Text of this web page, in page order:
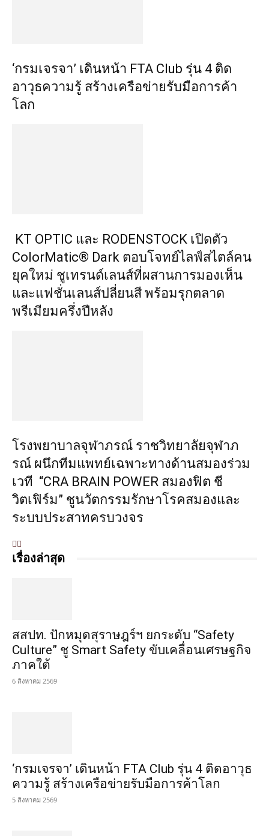
‘กรมเจรจา’ เดินหน้า FTA Club รุ่น 4 ติด
อาวุธความรู้ สร้างเครือข่ายรับมือการค้า
โลก
KT OPTIC และ RODENSTOCK เปิดตัว
ColorMatic® Dark ตอบโจทย์ไลฟ์สไตล์คน
ยุคใหม่ ชูเทรนด์เลนส์ที่ผสานการมองเห็น
และแฟชั่นเลนส์ปลี่ยนสี พร้อมรุกตลาด
พรีเมียมครึ่งปีหลัง
โรงพยาบาลจุฬาภรณ์ ราชวิทยาลัยจุฬาภ
รณ์ ผนึกทีมแพทย์เฉพาะทางด้านสมองร่วม
เวที “CRA BRAIN POWER สมองฟิต ชี
วิตเฟิร์ม” ชูนวัตกรรมรักษาโรคสมองและ
ระบบประสาทครบวงจร
เรื่องล่าสุด
สสปท. ปักหมุดสุราษฎร์ฯ ยกระดับ “Safety
Culture” ชู Smart Safety ขับเคลื่อนเศรษฐกิจ
ภาคใต้
6 สิงหาคม 2569
‘กรมเจรจา’ เดินหน้า FTA Club รุ่น 4 ติดอาวุธ
ความรู้ สร้างเครือข่ายรับมือการค้าโลก
5 สิงหาคม 2569